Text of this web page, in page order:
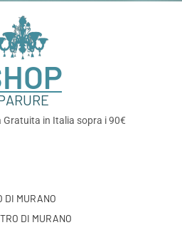
Gratuita in Italia sopra i 90€
DI MURANO
DI MURANO